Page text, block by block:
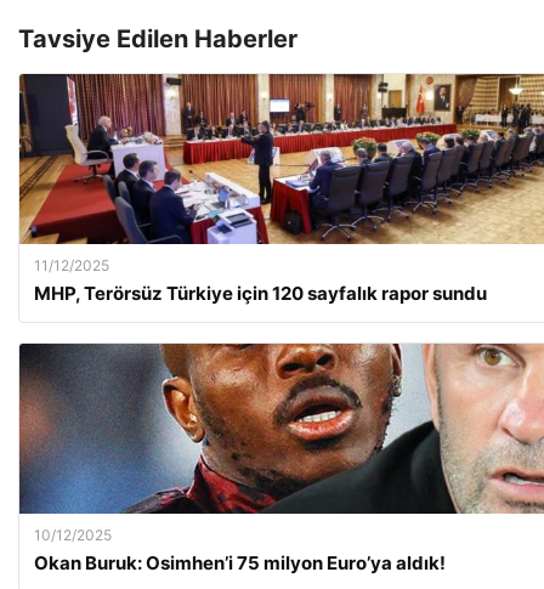
Tavsiye Edilen Haberler
11/12/2025
MHP, Terörsüz Türkiye için 120 sayfalık rapor sundu
10/12/2025
Okan Buruk: Osimhen’i 75 milyon Euro’ya aldık!